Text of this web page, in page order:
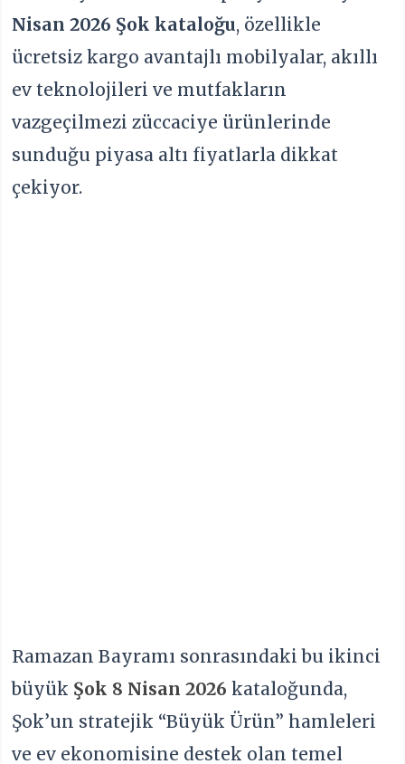
Nisan 2026 Şok kataloğu, özellikle
ücretsiz kargo avantajlı mobilyalar, akıllı
ev teknolojileri ve mutfakların
vazgeçilmezi züccaciye ürünlerinde
sunduğu piyasa altı fiyatlarla dikkat
çekiyor.
Ramazan Bayramı sonrasındaki bu ikinci
büyük Şok 8 Nisan 2026 kataloğunda,
Şok’un stratejik “Büyük Ürün” hamleleri
ve ev ekonomisine destek olan temel